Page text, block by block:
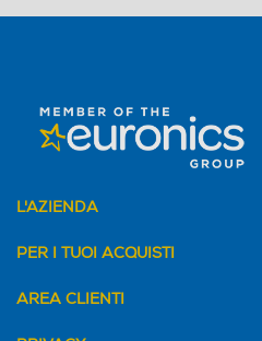
L'AZIENDA
PER I TUOI ACQUISTI
AREA CLIENTI